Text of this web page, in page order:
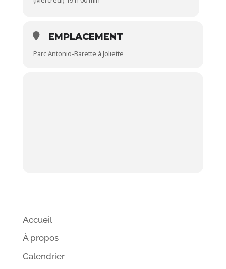
EMPLACEMENT
Parc Antonio-Barette à Joliette
Accueil
À propos
Calendrier